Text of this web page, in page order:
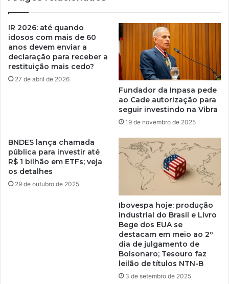
IR 2026: até quando
idosos com mais de 60
anos devem enviar a
declaração para receber a
restituição mais cedo?
27 de abril de 2026
Fundador da Inpasa pede
ao Cade autorização para
seguir investindo na Vibra
19 de novembro de 2025
BNDES lança chamada
pública para investir até
R$ 1 bilhão em ETFs; veja
os detalhes
29 de outubro de 2025
Ibovespa hoje: produção
industrial do Brasil e Livro
Bege dos EUA se
destacam em meio ao 2º
dia de julgamento de
Bolsonaro; Tesouro faz
leilão de títulos NTN-B
3 de setembro de 2025